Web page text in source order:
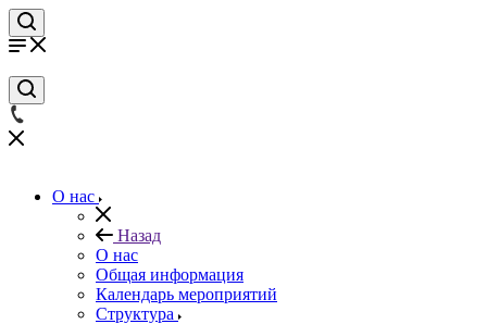
О нас
Назад
О нас
Общая информация
Календарь мероприятий
Структура